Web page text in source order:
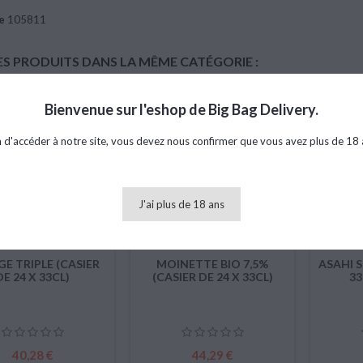
105811
PRODUITS DANS LA MÊME CATÉGORIE :
TRIPLE (CASIER
24 X 33CL)
Prix
40,28 €
favorite_border
MOINETTE BIO 7,5%
(CASIER DE 24 X 33CL)
Prix
44,29 €
favorite_border
ASAHI
Bienvenue sur l'eshop de Big Bag Delivery.
d'accéder à notre site, vous devez nous confirmer que vous avez plus de 18
J'ai plus de 18 ans